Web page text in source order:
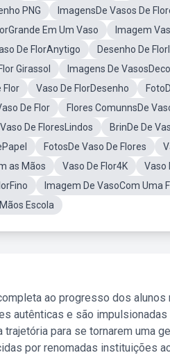
PNG ImagensDe Vasos De
Em Um Vaso Imagem
De FlorAnytigo
Desenho De
Girassol
Imagens De
Flor Vaso De FlorDesenho
De Flor Flores ComunnsDe
Vaso De FloresLindos
BrinDe De
FotosDe Vaso De Flores
as Mãos Vaso De Flor4K Vaso
Imagem De VasoCom Uma
Escola
ao progresso dos
autênticas e são
para se tornarem uma
por renomadas instituições